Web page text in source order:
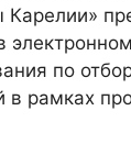
Карелии»
по
в рамках